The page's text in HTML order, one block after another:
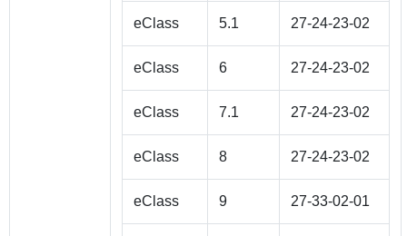
eClass 5.1 27-24-23-02
eClass 6 27-24-23-02
eClass 7.1 27-24-23-02
eClass 8 27-24-23-02
eClass 9 27-33-02-01